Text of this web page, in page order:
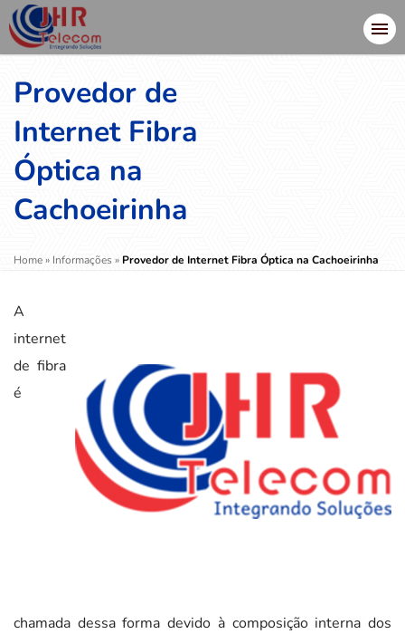
Provedor de
Internet Fibra
Óptica na
Cachoeirinha
Home» Informações» Provedor de Internet Fibra Óptica na Cachoeirinha
A
internet
de fibra
é
chamada dessa forma devido à composição interna dos